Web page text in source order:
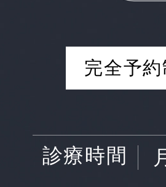
完全予約
診療時間